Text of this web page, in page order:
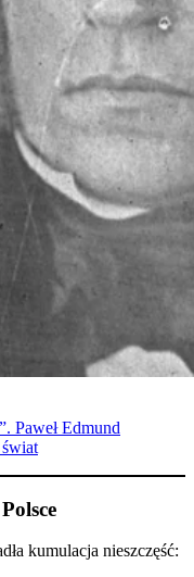
Paweł Edmund
kumulacja nieszczęść: